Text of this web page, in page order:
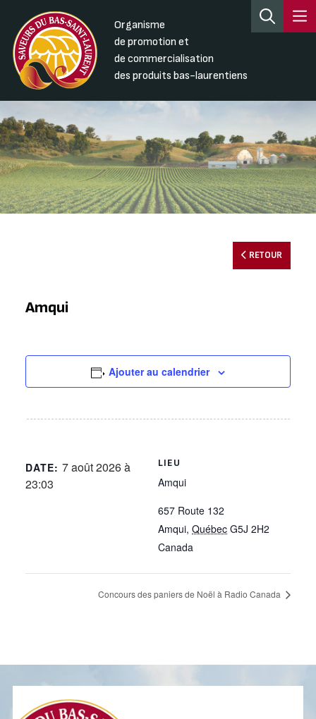
Organisme
de promotion et
de commercialisation
des produits bas-laurentiens
RETOUR
Amqui
Ajouter au calendrier
DATE:7 août 2026 à
23:03
LIEU
Amqui
657 Route 132
Amqui, Québec G5J 2H2
Canada
Concours des paniers de Noël à Radio Canada